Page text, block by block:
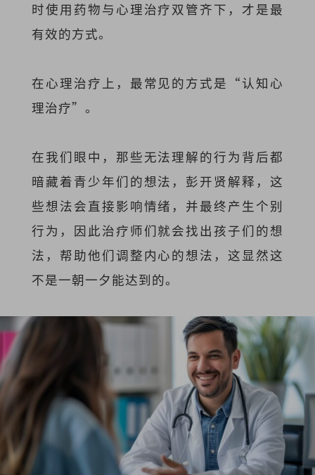
时使用药物与心理治疗双管齐下，才是最
有效的方式。
在心理治疗上，最常见的方式是“认知心
理治疗”。
在我们眼中，那些无法理解的行为背后都
暗藏着青少年们的想法，彭开贤解释，这
些想法会直接影响情绪，并最终产生个别
行为，因此治疗师们就会找出孩子们的想
法，帮助他们调整内心的想法，这显然这
不是一朝一夕能达到的。